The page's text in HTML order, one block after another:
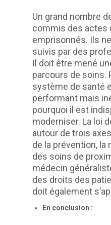
Un grand nombre
commis des actes
emprisonnés. Ils
suivis par des
Il doit être mené
parcours de soins.
système de santé
performant mais
pourquoi il est
moderniser. La loi
autour de trois
de la prévention, la
des soins de
médecin
des droits des
doit également
En conclusion :